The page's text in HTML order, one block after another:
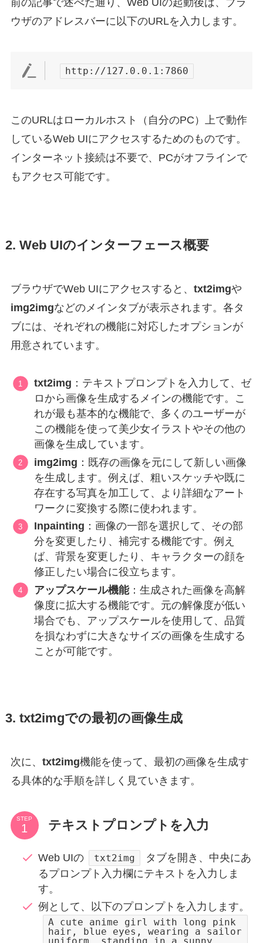
前の記事で述べた通り、Web UIの起動後は、ブラ
ウザのアドレスバーに以下のURLを入力します。
http://127.0.0.1:7860
このURLはローカルホスト（自分のPC）上で動作
しているWeb UIにアクセスするためのものです。
インターネット接続は不要で、PCがオフラインで
もアクセス可能です。
2. Web UIのインターフェース概要
ブラウザでWeb UIにアクセスすると、 txt2imgや
img2imgなどのメインタブが表示されます。各タ
ブには、それぞれの機能に対応したオプションが
用意されています。
txt2img ：テキストプロンプトを入力して、ゼ
ロから画像を生成するメインの機能です。こ
れが最も基本的な機能で、多くのユーザーが
この機能を使って美少女イラストやその他の
画像を生成しています。
img2img ：既存の画像を元にして新しい画像
を生成します。例えば、粗いスケッチや既に
存在する写真を加工して、より詳細なアート
ワークに変換する際に使われます。
Inpainting ：画像の一部を選択して、その部
分を変更したり、補完する機能です。例え
ば、背景を変更したり、キャラクターの顔を
修正したい場合に役立ちます。
アップスケール機能：生成された画像を高解
像度に拡大する機能です。元の解像度が低い
場合でも、アップスケールを使用して、品質
を損なわずに大きなサイズの画像を生成する
ことが可能です。
3. txt2imgでの最初の画像生成
次に、 txt2img機能を使って、最初の画像を生成す
る具体的な手順を詳しく見ていきます。
STEP テキストプロンプトを入力
Web UIの txt2img
タブを開き、中央にあ
るプロンプト入力欄にテキストを入力しま
す。
例として、以下のプロンプトを入力します。
A cute anime girl with long pink
hair, blue eyes, wearing a sailor